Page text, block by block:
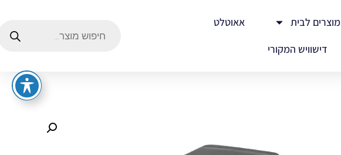
מוצרים לבית
אאוטלט
דישוויש המקורי